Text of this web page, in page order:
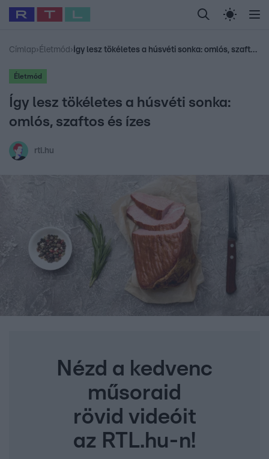
Legfrissebb RTL Híradó Randi Celeb vagyok,
Babits Marcella Most Wanted Gallusz
Címlap› Életmód › Így lesz tökéletes a húsvéti sonka: omlós, szaftos és ízes
Életmód
Így lesz tökéletes a húsvéti sonka:
omlós, szaftos és ízes
rtl.hu
Nézd a kedvenc
műsoraid
rövid videóit
az RTL.hu-n!